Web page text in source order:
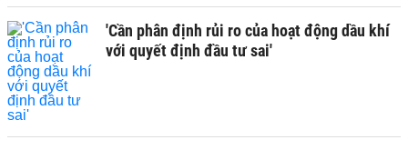
'Cần phân định rủi ro của hoạt động dầu khí
với quyết định đầu tư sai'